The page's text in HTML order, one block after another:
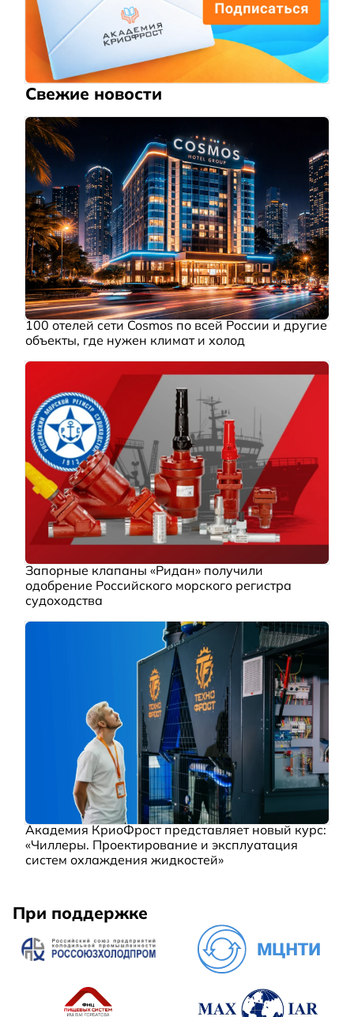
Свежие новости
100 отелей сети Cosmos по всей России и другие
объекты, где нужен климат и холод
Запорные клапаны «Ридан» получили
одобрение Российского морского регистра
судоходства
Академия КриоФрост представляет новый курс:
«Чиллеры. Проектирование и эксплуатация
систем охлаждения жидкостей»
При поддержке